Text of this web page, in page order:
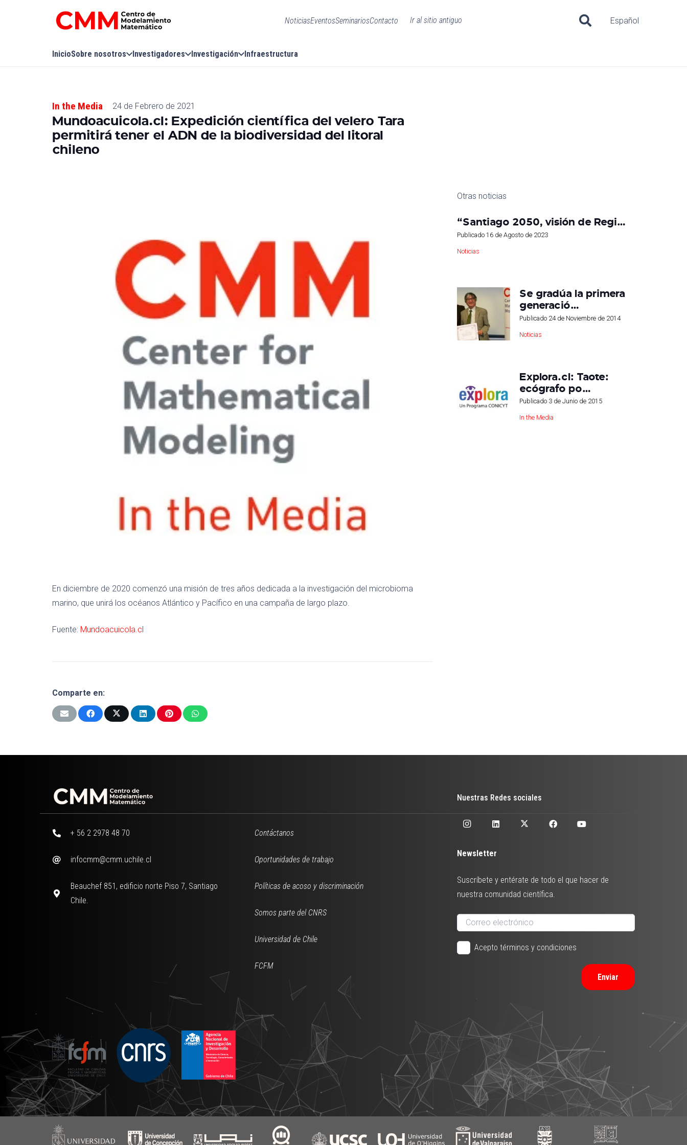
NoticiasEventosSeminariosContacto Ir al sitio antiguo Español
InicioSobre nosotros Investigadores Investigación Infraestructura
In the Media 24 de Febrero de 2021
Mundoacuicola.cl: Expedición científica del velero Tara
permitirá tener el ADN de la biodiversidad del litoral
chileno
En diciembre de 2020 comenzó una misión de tres años dedicada a la investigación del microbioma
marino, que unirá los océanos Atlántico y Pacífico en una campaña de largo plazo.
Fuente: Mundoacuicola.cl
Comparte en:
Otras noticias
“Santiago 2050, visión de Regi…
Publicado 16 de Agosto de 2023
Noticias
Se gradúa la primera
generació…
Publicado 24 de Noviembre de 2014
Noticias
Explora.cl: Taote:
ecógrafo po…
Publicado 3 de Junio de 2015
In the Media
Nuestras Redes sociales
+ 56 2 2978 48 70
infocmm@cmm.uchile.cl
Beauchef 851, edificio norte Piso 7, Santiago
Chile.
Contáctanos
Oportunidades de trabajo
Políticas de acoso y discriminación
Somos parte del CNRS
Universidad de Chile
FCFM
Newsletter
Suscríbete y entérate de todo el que hacer de
nuestra comunidad científica.
Acepto términos y condiciones
Enviar